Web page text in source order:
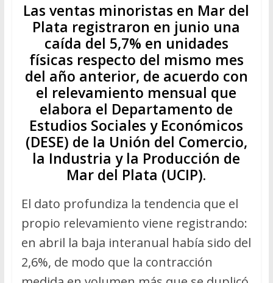
Las ventas minoristas en Mar del
Plata registraron en junio una
caída del 5,7% en unidades
físicas respecto del mismo mes
del año anterior, de acuerdo con
el relevamiento mensual que
elabora el Departamento de
Estudios Sociales y Económicos
(DESE) de la Unión del Comercio,
la Industria y la Producción de
Mar del Plata (UCIP).
El dato profundiza la tendencia que el
propio relevamiento viene registrando:
en abril la baja interanual había sido del
2,6%, de modo que la contracción